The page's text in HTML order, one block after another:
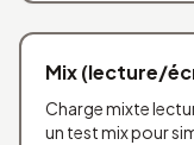
Mix (lecture/
Charge mixte
un test mix pour